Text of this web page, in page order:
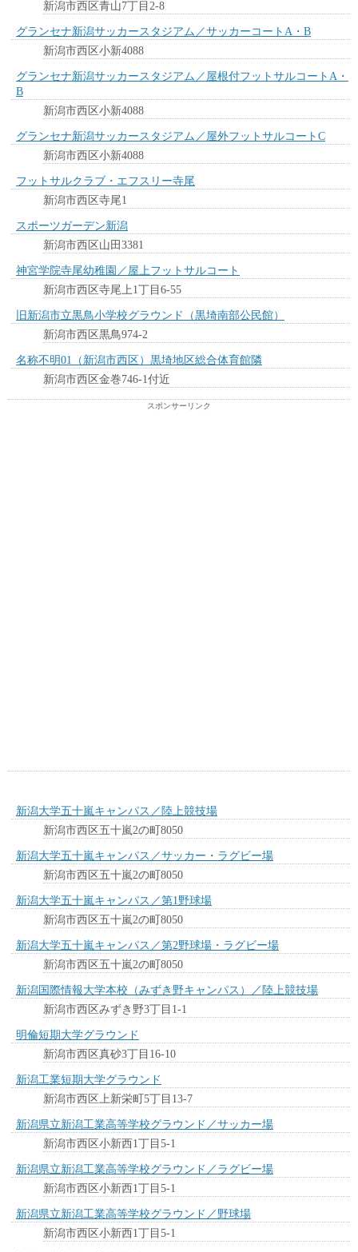
新潟市西区青山7丁目2-8
グランセナ新潟サッカースタジアム／サッカーコートA・B
新潟市西区小新4088
グランセナ新潟サッカースタジアム／屋根付フットサルコートA・
B
新潟市西区小新4088
グランセナ新潟サッカースタジアム／屋外フットサルコートC
新潟市西区小新4088
フットサルクラブ・エフスリー寺尾
新潟市西区寺尾1
スポーツガーデン新潟
新潟市西区山田3381
神宮学院寺尾幼稚園／屋上フットサルコート
新潟市西区寺尾上1丁目6-55
旧新潟市立黒鳥小学校グラウンド（黒埼南部公民館）
新潟市西区黒鳥974-2
名称不明01（新潟市西区）黒埼地区総合体育館隣
新潟市西区金巻746-1付近
スポンサーリンク
新潟大学五十嵐キャンパス／陸上競技場
新潟市西区五十嵐2の町8050
新潟大学五十嵐キャンパス／サッカー・ラグビー場
新潟市西区五十嵐2の町8050
新潟大学五十嵐キャンパス／第1野球場
新潟市西区五十嵐2の町8050
新潟大学五十嵐キャンパス／第2野球場・ラグビー場
新潟市西区五十嵐2の町8050
新潟国際情報大学本校（みずき野キャンパス）／陸上競技場
新潟市西区みずき野3丁目1-1
明倫短期大学グラウンド
新潟市西区真砂3丁目16-10
新潟工業短期大学グラウンド
新潟市西区上新栄町5丁目13-7
新潟県立新潟工業高等学校グラウンド／サッカー場
新潟市西区小新西1丁目5-1
新潟県立新潟工業高等学校グラウンド／ラグビー場
新潟市西区小新西1丁目5-1
新潟県立新潟工業高等学校グラウンド／野球場
新潟市西区小新西1丁目5-1